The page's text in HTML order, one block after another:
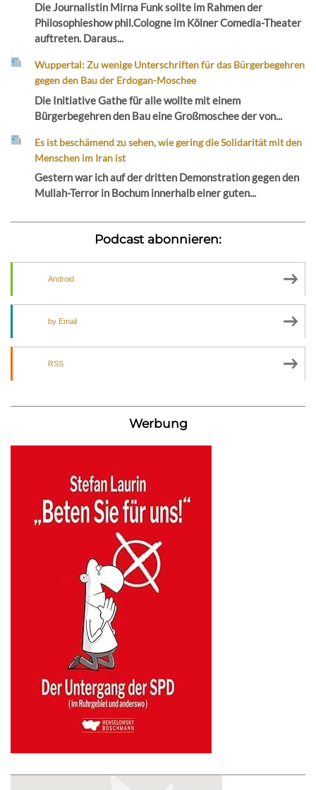
Die Journalistin Mirna Funk sollte im Rahmen der
Philosophieshow phil.Cologne im Kölner Comedia-Theater
auftreten. Daraus...
Wuppertal: Zu wenige Unterschriften für das Bürgerbegehren
gegen den Bau der Erdogan-Moschee
Die Initiative Gathe für alle wollte mit einem
Bürgerbegehren den Bau eine Großmoschee der von...
Es ist beschämend zu sehen, wie gering die Solidarität mit den
Menschen im Iran ist
Gestern war ich auf der dritten Demonstration gegen den
Mullah-Terror in Bochum innerhalb einer guten...
Podcast abonnieren:
Android
by Email
RSS
Werbung